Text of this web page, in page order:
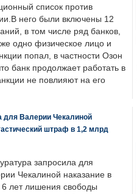
список против
него были включены 12
в том числе ряд банков,
одно физическое лицо и
попал, в частности Озон
банк продолжает работать в
не повлияют на его
для Валерии Чекалиной
штраф в 1,2 млрд
запросила для
Чекалиной наказание в
6 лет лишения свободы